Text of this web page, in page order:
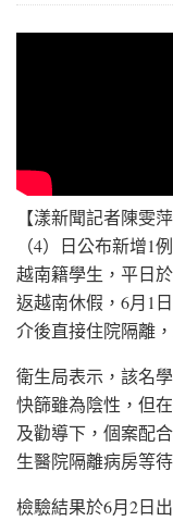
【漾新聞記者陳雯
（4）日公布新增1
越南籍學生，平日
返越南休假，6月1
介後直接住院隔離
衛生局表示，該名
快篩雖為陰性，但
及勸導下，個案配
生醫院隔離病房等
檢驗結果於6月2日